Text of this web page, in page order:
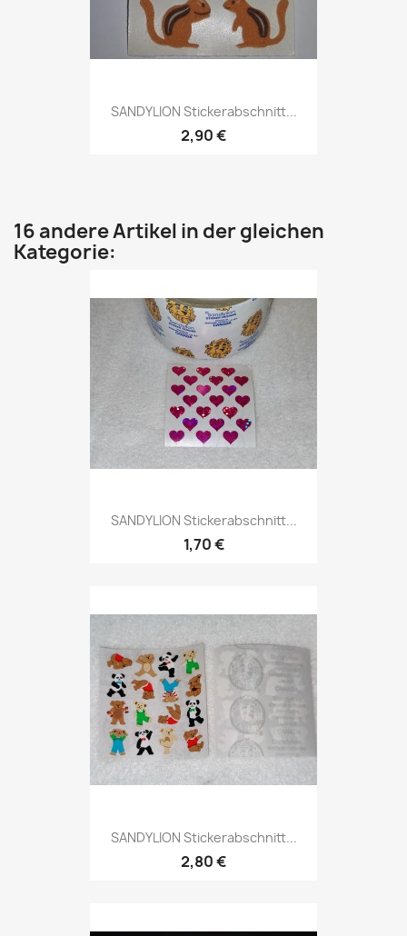
SANDYLION Stickerabschnitt...
2,90 €
16 andere Artikel in der gleichen
Kategorie:
SANDYLION Stickerabschnitt...
1,70 €
SANDYLION Stickerabschnitt...
2,80 €